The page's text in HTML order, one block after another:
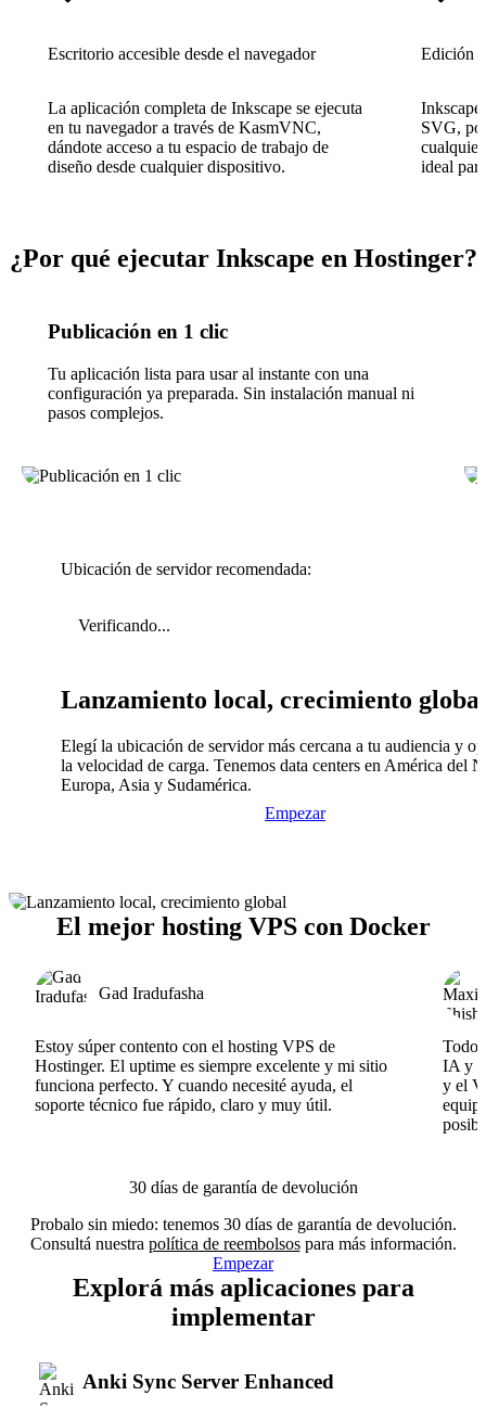
Escritorio accesible desde el navegador
La aplicación completa de Inkscape se ejecuta
en tu navegador a través de KasmVNC,
dándote acceso a tu espacio de trabajo de
diseño desde cualquier dispositivo.
Edición
Inkscape
SVG,
ideal
¿Por qué ejecutar Inkscape en Hostinger?
Publicación en 1 clic
Tu aplicación lista para usar al instante con una
configuración ya preparada. Sin instalación manual ni
pasos complejos.
Ubicación de servidor recomendada:
Verificando...
Lanzamiento local, crecimiento global
Elegí la ubicación de servidor más cercana a tu audiencia y
la velocidad de carga. Tenemos data centers en América del
Europa, Asia y Sudamérica.
Empezar
El mejor hosting VPS con Docker
Gad Iradufasha
Estoy súper contento con el hosting VPS de
Hostinger. El uptime es siempre excelente y mi sitio
funciona perfecto. Y cuando necesité ayuda, el
soporte técnico fue rápido, claro y muy útil.
Todo
IA y
y el
30 días de garantía de devolución
Probalo sin miedo: tenemos 30 días de garantía de devolución.
Consultá nuestra política de reembolsospara más información.
Empezar
Explorá más aplicaciones para
implementar
Anki Sync Server Enhanced